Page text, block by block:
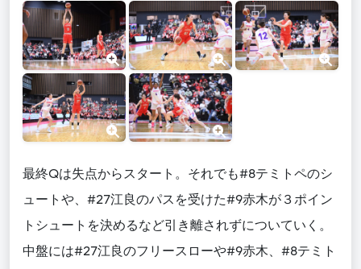
最終Qは失点からスタート。それでも#8テミトペのシ
ュートや、#27江良のパスを受けた#9赤木が３ポイン
トシュートを決めるなど引き離されずについていく。
中盤には#27江良のフリースローや#9赤木、#8テミト